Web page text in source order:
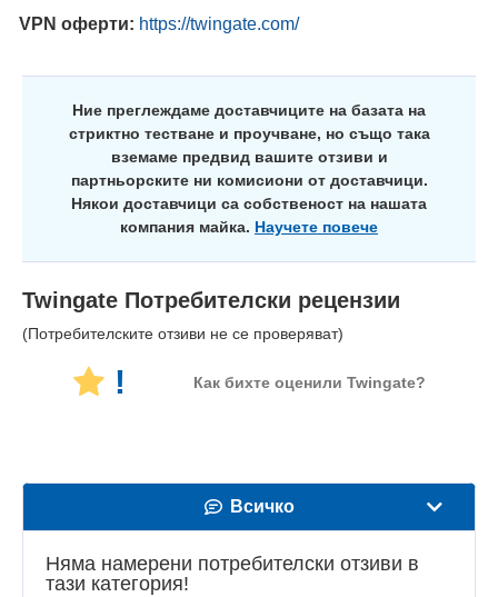
VPN оферти: https://twingate.com/
Ние преглеждаме доставчиците на базата на
стриктно тестване и проучване, но също така
вземаме предвид вашите отзиви и
партньорските ни комисиони от доставчици.
Някои доставчици са собственост на нашата
компания майка. Научете повече
Twingate Потребителски рецензии
(Потребителските отзиви не се проверяват)
! Как бихте оценили Twingate?
Всичко
Скорост
Няма намерени потребителски отзиви в
тази категория!